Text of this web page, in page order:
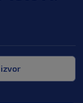
izvor